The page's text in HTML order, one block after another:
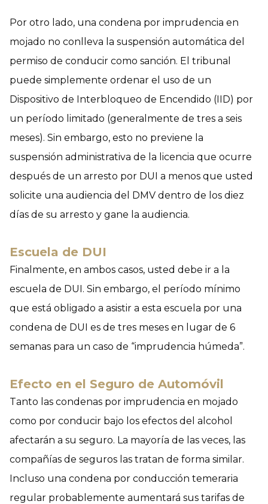
Por otro lado, una condena por imprudencia en
mojado no conlleva la suspensión automática del
permiso de conducir como sanción. El tribunal
puede simplemente ordenar el uso de un
Dispositivo de Interbloqueo de Encendido (IID) por
un período limitado (generalmente de tres a seis
meses). Sin embargo, esto no previene la
suspensión administrativa de la licencia que ocurre
después de un arresto por DUI a menos que usted
solicite una audiencia del DMV dentro de los diez
días de su arresto y gane la audiencia.
Escuela de DUI
Finalmente, en ambos casos, usted debe ir a la
escuela de DUI. Sin embargo, el período mínimo
que está obligado a asistir a esta escuela por una
condena de DUI es de tres meses en lugar de 6
semanas para un caso de “imprudencia húmeda”.
Efecto en el Seguro de Automóvil
Tanto las condenas por imprudencia en mojado
como por conducir bajo los efectos del alcohol
afectarán a su seguro. La mayoría de las veces, las
compañías de seguros las tratan de forma similar.
Incluso una condena por conducción temeraria
regular probablemente aumentará sus tarifas de